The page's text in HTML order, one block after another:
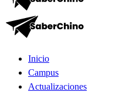
Inicio
Campus
Actualizaciones